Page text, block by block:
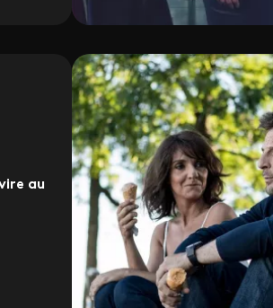
au